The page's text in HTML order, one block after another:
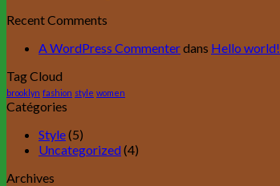
Recent Comments
A WordPress Commenterdans Hello world!
Tag Cloud
brooklyn fashion style women
Catégories
Style(5)
Uncategorized(4)
Archives